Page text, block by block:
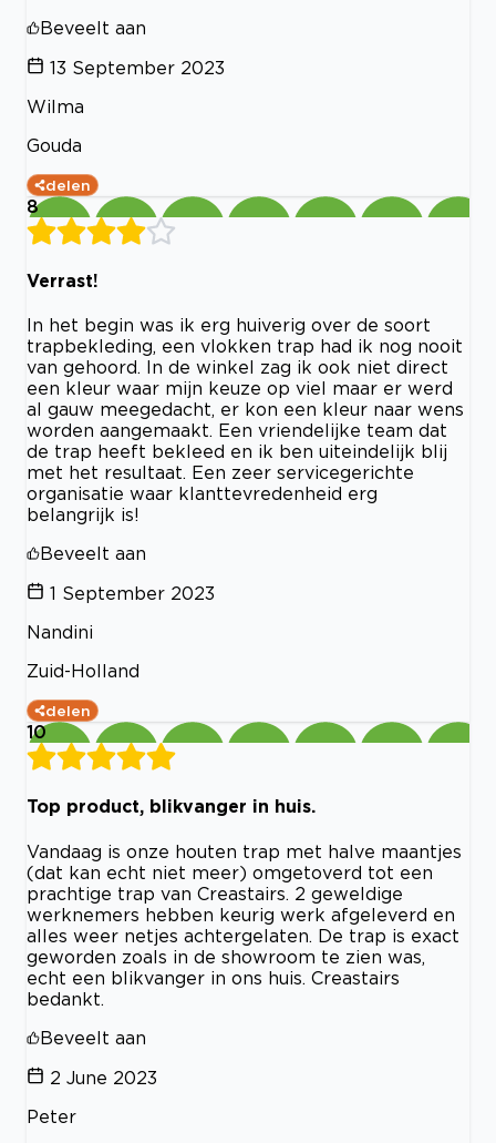
Beveelt aan
13 September 2023
Wilma
Gouda
delen
8
Verrast!
In het begin was ik erg huiverig over de soort
trapbekleding, een vlokken trap had ik nog nooit
van gehoord. In de winkel zag ik ook niet direct
een kleur waar mijn keuze op viel maar er werd
al gauw meegedacht, er kon een kleur naar wens
worden aangemaakt. Een vriendelijke team dat
de trap heeft bekleed en ik ben uiteindelijk blij
met het resultaat. Een zeer servicegerichte
organisatie waar klanttevredenheid erg
belangrijk is!
Beveelt aan
1 September 2023
Nandini
Zuid-Holland
delen
10
Top product, blikvanger in huis.
Vandaag is onze houten trap met halve maantjes
(dat kan echt niet meer) omgetoverd tot een
prachtige trap van Creastairs. 2 geweldige
werknemers hebben keurig werk afgeleverd en
alles weer netjes achtergelaten. De trap is exact
geworden zoals in de showroom te zien was,
echt een blikvanger in ons huis. Creastairs
bedankt.
Beveelt aan
2 June 2023
Peter